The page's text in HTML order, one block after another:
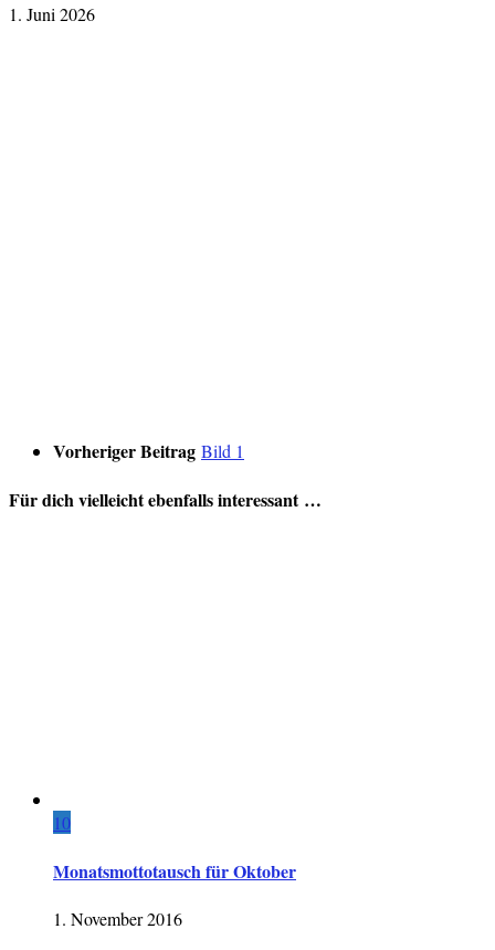
1. Juni 2026
Vorheriger Beitrag Bild 1
Für dich vielleicht ebenfalls interessant …
10
Monatsmottotausch für Oktober
1. November 2016